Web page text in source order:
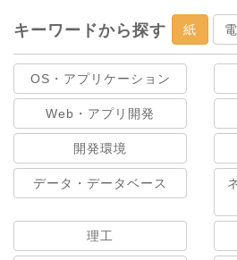
キーワードから探す 紙
OS・アプリケーション
Web・アプリ開発
開発環境
データ・データベース
理工